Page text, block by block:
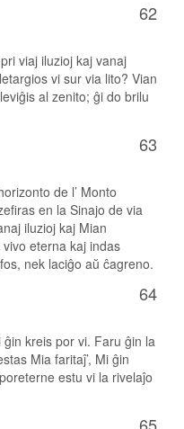
62
viaj iluzioj kaj vanaj
vi sur via lito? Vian
al zenito; ĝi do brilu
63
de l’ Monto
en la Sinajo de via
iluzioj kaj Mian
eterna kaj indas
nek laciĝo aŭ ĉagreno.
64
kreis por vi. Faru ĝin la
Mia faritaĵ’, Mi ĝin
estu vi la rivelaĵo